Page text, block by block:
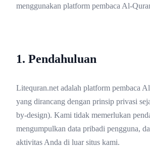
menggunakan platform pembaca Al-
1. Pendahuluan
Litequran.net adalah platform pembaca
yang dirancang dengan prinsip privasi
by-design). Kami tidak memerlukan
mengumpulkan data pribadi pengguna,
aktivitas Anda di luar situs kami.